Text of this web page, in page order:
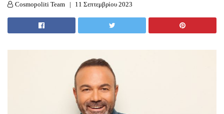
Cosmopoliti Team 11 Σεπτεμβρίου 2023